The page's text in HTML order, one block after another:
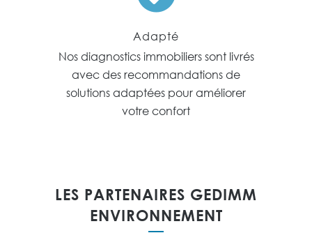
Adapté
Nos diagnostics immobiliers sont livrés
avec des recommandations de
solutions adaptées pour améliorer
votre confort
LES PARTENAIRES GEDIMM
ENVIRONNEMENT